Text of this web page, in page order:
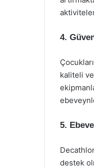
4.
kaliteli
5.
destek